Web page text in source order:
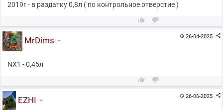
2019г - в раздатку 0,8л ( по контрольное отверстие )
 
26-04-2025 
MrDims
NX1 - 0,45л
 
26-06-2025 
EZHI